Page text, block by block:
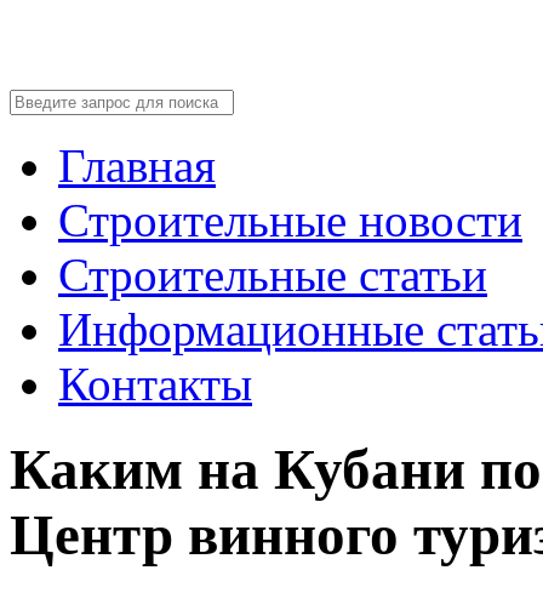
Главная
Строительные новости
Строительные статьи
Информационные
Контакты
Каким на Кубани
Центр винного